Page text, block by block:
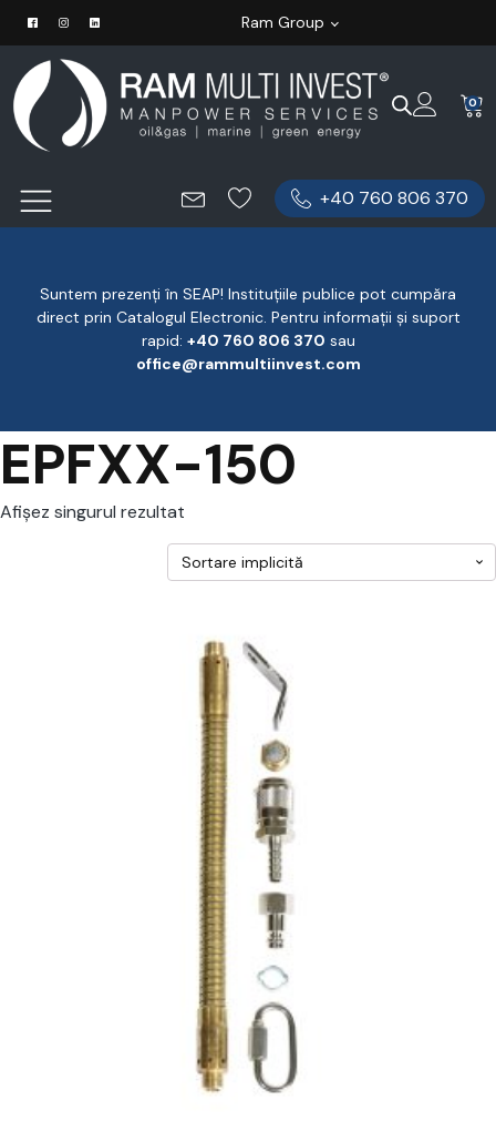
Ram Group
0
+40 760 806 370
Suntem prezenți în SEAP! Instituțiile publice pot cumpăra
direct prin Catalogul Electronic. Pentru informații și suport
rapid: ‪+40 760 806 370 ‬ sau
office@rammultiinvest.com
EPFXX-150
Afișez singurul rezultat